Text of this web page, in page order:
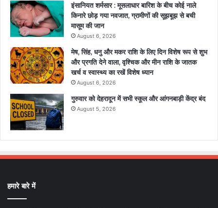
इंसानियत शर्मसार : मूसलाधार बारिश के बीच कोई नाले
किनारे छोड़ गया नवजात, ग्रामीणों की सूझबूझ से बची
मासूम की जान
August 6, 2026
मेष, सिंह, धनु और मकर राशि के लिए दिन विशेष रूप से शुभ
और प्रगति देने वाला, वृश्चिक और मीन राशि के जातक
खर्च व स्वास्थ्य का रखें विशेष ध्यान
August 6, 2026
गुरुवार को देहरादून में सभी स्कूल और आंगनबाड़ी केंद्र बंद
August 5, 2026
हमारे बारे में